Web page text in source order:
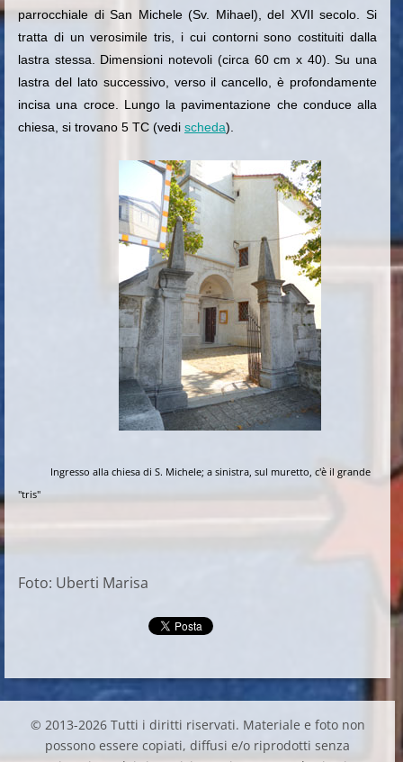
parrocchiale di San Michele (Sv. Mihael), del XVII secolo. Si
tratta di un verosimile tris, i cui contorni sono costituiti dalla
lastra stessa. Dimensioni notevoli (circa 60 cm x 40). Su una
lastra del lato successivo, verso il cancello, è profondamente
incisa una croce. Lungo la pavimentazione che conduce alla
chiesa, si trovano 5 TC (vedi scheda).
Ingresso alla chiesa di S. Michele; a sinistra, sul muretto, c'è il grande
"tris"
Foto: Uberti Marisa
© 2013-2026 Tutti i diritti riservati. Materiale e foto non
possono essere copiati, diffusi e/o riprodotti senza